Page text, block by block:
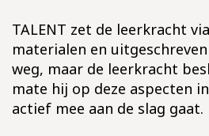
TALENT zet de leerkracht
materialen en
weg, maar de leerkracht
mate hij op deze aspecten
actief mee aan de slag gaat.